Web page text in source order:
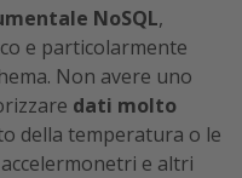
NoSQL,
e particolarmente
Non avere uno
dati molto
della temperatura o le
e altri